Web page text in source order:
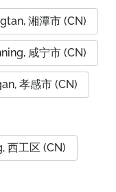
湘潭市 (CN)
咸宁市 (CN)
孝感市 (CN)
西工区 (CN)